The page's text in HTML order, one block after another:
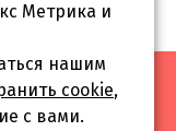
реабилитации»,
Метрика и
нашим
cookie,
с вами.